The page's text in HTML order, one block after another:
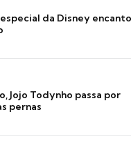
da Disney
Jojo Todynho passa por
pernas